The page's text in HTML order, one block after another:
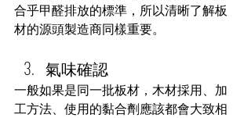
合乎甲醛排放的標準，所以清晰了解板
材的源頭製造商同樣重要。
氣味確認
一般如果是同一批板材，木材採用、加
工方法、使用的黏合劑應該都會大致相